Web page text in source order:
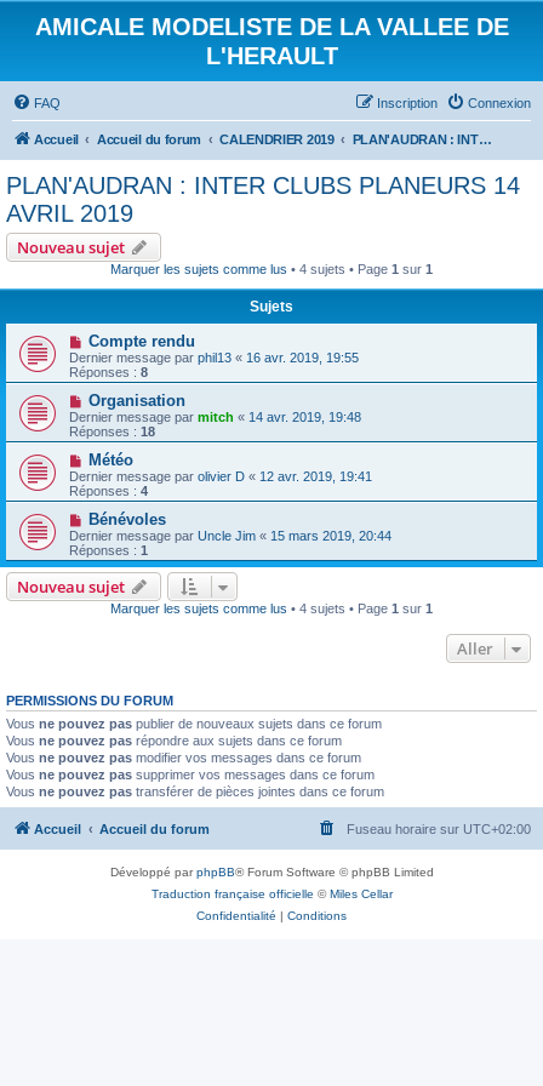
AMICALE MODELISTE DE LA VALLEE DE
L'HERAULT
FAQ Connexion
Inscription
Accueil Accueil du forum CALENDRIER 2019 PLAN'AUDRAN : INTER CLUBS PLANEURS 14 AVRIL 2019
PLAN'AUDRAN : INTER CLUBS PLANEURS 14
AVRIL 2019
Nouveau sujet
Marquer les sujets comme lus • 4 sujets • Page 1 sur 1
Sujets
Compte rendu
Dernier message par phil13 « 16 avr. 2019, 19:55
Réponses : 8
Organisation
Dernier message par mitch « 14 avr. 2019, 19:48
Réponses : 18
Météo
Dernier message par olivier D « 12 avr. 2019, 19:41
Réponses : 4
Bénévoles
Dernier message par Uncle Jim « 15 mars 2019, 20:44
Réponses : 1
Nouveau sujet
Marquer les sujets comme lus • 4 sujets • Page 1 sur 1
Aller
PERMISSIONS DU FORUM
Vous ne pouvez pas publier de nouveaux sujets dans ce forum
Vous ne pouvez pas répondre aux sujets dans ce forum
Vous ne pouvez pas modifier vos messages dans ce forum
Vous ne pouvez pas supprimer vos messages dans ce forum
Vous ne pouvez pas transférer de pièces jointes dans ce forum
Accueil Accueil du forum Fuseau horaire sur UTC+02:00
Développé parphpBB® Forum Software © phpBB Limited
Traduction française officielle ©Miles Cellar
Confidentialité | Conditions